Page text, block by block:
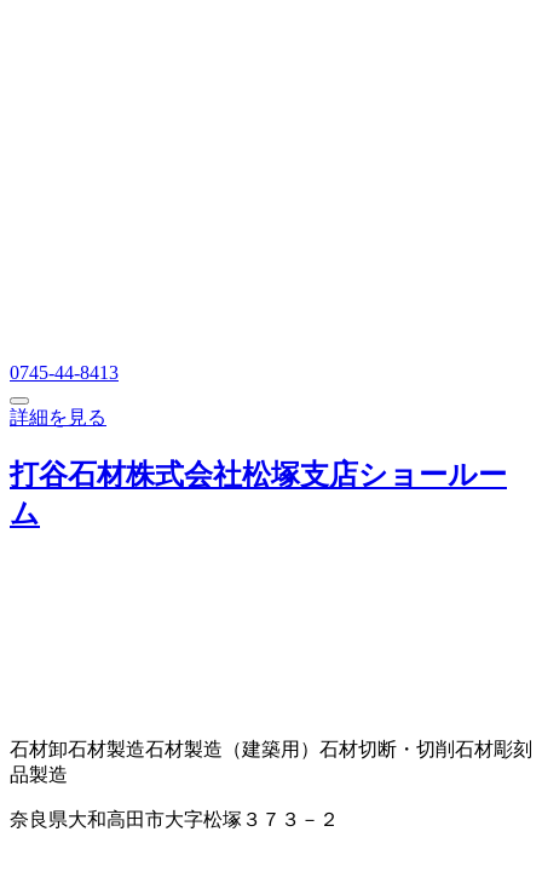
0745-44-8413
詳細を見る
打谷石材株式会社松塚支店ショールー
ム
石材卸石材製造石材製造（建築用） 石材切断・切削 石材彫刻
品製造
奈良県大和高田市大字松塚３７３－２